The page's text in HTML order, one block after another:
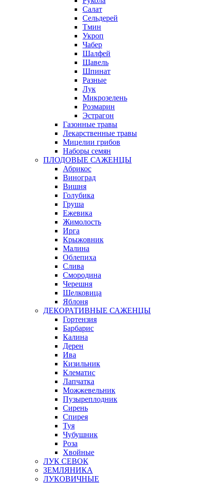
Салат
Сельдерей
Тмин
Укроп
Чабер
Шалфей
Щавель
Шпинат
Разные
Лук
Микрозелень
Розмарин
Эстрагон
Газонные травы
Лекарственные травы
Мицелии грибов
Наборы семян
ПЛОДОВЫЕ САЖЕНЦЫ
Абрикос
Виноград
Вишня
Голубика
Груша
Ежевика
Жимолость
Ирга
Крыжовник
Малина
Облепиха
Слива
Смородина
Черешня
Шелковица
Яблоня
ДЕКОРАТИВНЫЕ САЖЕНЦЫ
Гортензия
Барбарис
Калина
Дерен
Ива
Кизильник
Клематис
Лапчатка
Можжевельник
Пузыреплодник
Сирень
Спирея
Туя
Чубушник
Роза
Хвойные
ЛУК СЕВОК
ЗЕМЛЯНИКА
ЛУКОВИЧНЫЕ